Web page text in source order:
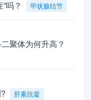
吗？ 甲状腺结节
聚体为何升高？
肝素抗凝